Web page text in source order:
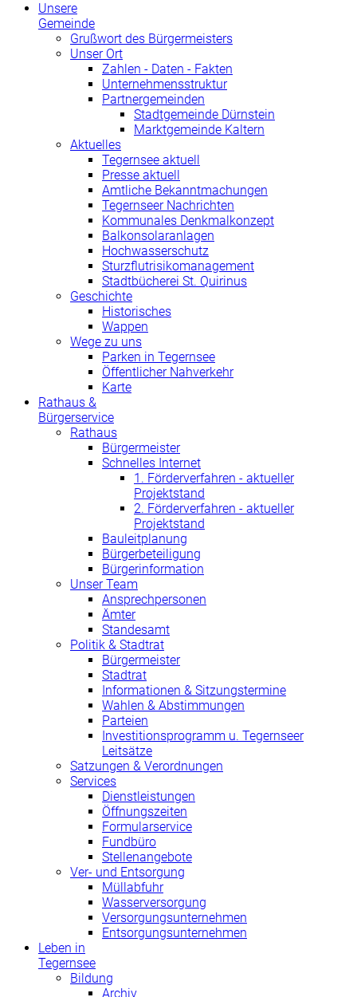
Unsere
Gemeinde
Grußwort des Bürgermeisters
Unser Ort
Zahlen - Daten - Fakten
Unternehmensstruktur
Partnergemeinden
Stadtgemeinde Dürnstein
Marktgemeinde Kaltern
Aktuelles
Tegernsee aktuell
Presse aktuell
Amtliche Bekanntmachungen
Tegernseer Nachrichten
Kommunales Denkmalkonzept
Balkonsolaranlagen
Hochwasserschutz
Sturzflutrisikomanagement
Stadtbücherei St. Quirinus
Geschichte
Historisches
Wappen
Wege zu uns
Parken in Tegernsee
Öffentlicher Nahverkehr
Karte
Rathaus &
Bürgerservice
Rathaus
Bürgermeister
Schnelles Internet
1. Förderverfahren - aktueller
Projektstand
2. Förderverfahren - aktueller
Projektstand
Bauleitplanung
Bürgerbeteiligung
Bürgerinformation
Unser Team
Ansprechpersonen
Ämter
Standesamt
Politik & Stadtrat
Bürgermeister
Stadtrat
Informationen & Sitzungstermine
Wahlen & Abstimmungen
Parteien
Investitionsprogramm u. Tegernseer
Leitsätze
Satzungen & Verordnungen
Services
Dienstleistungen
Öffnungszeiten
Formularservice
Fundbüro
Stellenangebote
Ver- und Entsorgung
Müllabfuhr
Wasserversorgung
Versorgungsunternehmen
Entsorgungsunternehmen
Leben in
Tegernsee
Bildung
Archiv